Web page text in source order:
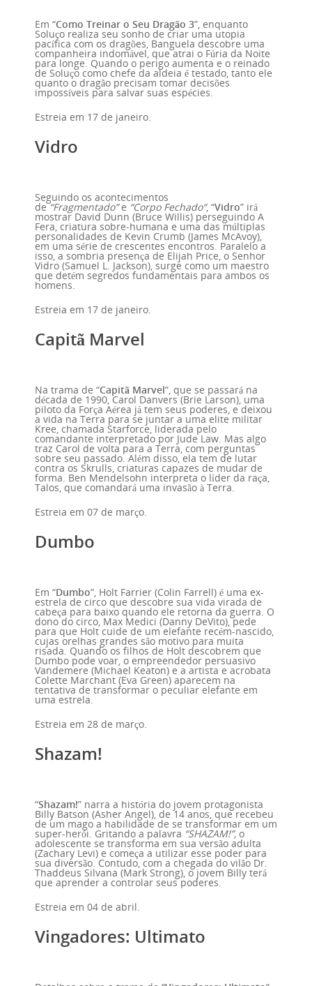
Em “Como Treinar o Seu Dragão 3”, enquanto
Soluço realiza seu sonho de criar uma utopia
pacífica com os dragões, Banguela descobre uma
companheira indomável, que atrai o Fúria da Noite
para longe. Quando o perigo aumenta e o reinado
de Soluço como chefe da aldeia é testado, tanto ele
quanto o dragão precisam tomar decisões
impossíveis para salvar suas espécies.
Estreia em 17 de janeiro.
Vidro
Seguindo os acontecimentos
de“Fragmentado”e “Corpo Fechado“, “Vidro” irá
mostrar David Dunn (Bruce Willis) perseguindo A
Fera, criatura sobre-humana e uma das múltiplas
personalidades de Kevin Crumb (James McAvoy),
em uma série de crescentes encontros. Paralelo a
isso, a sombria presença de Elijah Price, o Senhor
Vidro (Samuel L. Jackson), surge como um maestro
que detém segredos fundamentais para ambos os
homens.
Estreia em 17 de janeiro.
Capitã Marvel
Na trama de “Capitã Marvel”, que se passará na
década de 1990, Carol Danvers (Brie Larson), uma
piloto da Força Aérea já tem seus poderes, e deixou
a vida na Terra para se juntar a uma elite militar
Kree, chamada Starforce, liderada pelo
comandante interpretado por Jude Law. Mas algo
traz Carol de volta para a Terra, com perguntas
sobre seu passado. Além disso, ela tem de lutar
contra os Skrulls, criaturas capazes de mudar de
forma. Ben Mendelsohn interpreta o líder da raça,
Talos, que comandará uma invasão à Terra.
Estreia em 07 de março.
Dumbo
Em “Dumbo”, Holt Farrier (Colin Farrell) é uma ex-
estrela de circo que descobre sua vida virada de
cabeça para baixo quando ele retorna da guerra. O
dono do circo, Max Medici (Danny DeVito), pede
para que Holt cuide de um elefante recém-nascido,
cujas orelhas grandes são motivo para muita
risada. Quando os filhos de Holt descobrem que
Dumbo pode voar, o empreendedor persuasivo
Vandemere (Michael Keaton) e a artista e acrobata
Colette Marchant (Eva Green) aparecem na
tentativa de transformar o peculiar elefante em
uma estrela.
Estreia em 28 de março.
Shazam!
“Shazam!” narra a história do jovem protagonista
Billy Batson (Asher Angel), de 14 anos, que recebeu
de um mago a habilidade de se transformar em um
super-herói. Gritando a palavra “SHAZAM!”, o
adolescente se transforma em sua versão adulta
(Zachary Levi) e começa a utilizar esse poder para
sua diversão. Contudo, com a chegada do vilão Dr.
Thaddeus Silvana (Mark Strong), o jovem Billy terá
que aprender a controlar seus poderes.
Estreia em 04 de abril.
Vingadores: Ultimato